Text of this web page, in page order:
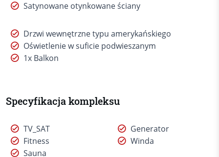
Satynowane otynkowane ściany
Drzwi wewnętrzne typu amerykańskiego
Oświetlenie w suficie podwieszanym
1x Balkon
Specyfikacja kompleksu
TV_SAT
Fitness
Sauna
Generator
Winda